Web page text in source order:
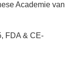
Academie van
FDA & CE-